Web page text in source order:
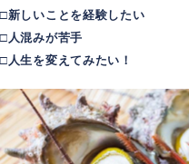
□新しいことを経験したい
□人混みが苦手
□人生を変えてみたい！